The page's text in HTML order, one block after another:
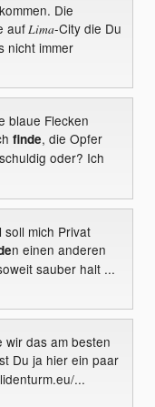
Die
aufLima-City die Du
nicht immer
blaue Flecken
finde, die Opfer
oder? Ich
mich Privat
n einen anderen
sauber halt ...
wir das am besten
st Du ja hier ein paar
...